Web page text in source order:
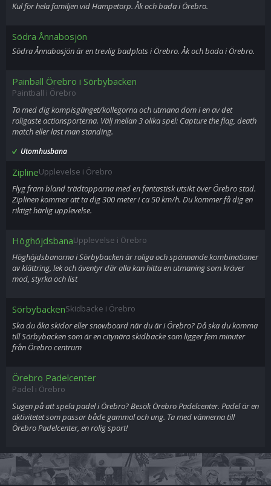
Kul för hela familjen vid Hampetorp. Åk och bada i Örebro.
Södra Ånnabosjön
Södra Ånnabosjön är en trevlig badplats i Örebro. Åk och bada i Örebro.
Painball Örebro i Sörbybacken
Paintball i Örebro
Ta med dig kompisgänget/kollegorna och utmana dom i en av det
roligaste actionsporterna. Välj mellan 3 olika spel: Capture the flag, death
match eller last man standing.
Utomhusbana
ZiplineUpplevelse i Örebro
Flyg fram bland trädtopparna med en fantastisk utsikt över Örebro stad.
Ziplinen kommer att ta dig 300 meter i ca 50 km/h. Du kommer få dig en
riktigt härlig upplevelse.
HöghöjdsbanaUpplevelse i Örebro
Höghöjdsbanorna i Sörbybacken är roliga och spännande kombinationer
av klättring, lek och äventyr där alla kan hitta en utmaning som kräver
mod, styrka och list
SörbybackenSkidbacke i Örebro
Ska du åka skidor eller snowboard när du är i Örebro? Då ska du komma
till Sörbybacken som är en citynära skidbacke som ligger fem minuter
från Örebro centrum
Örebro Padelcenter
Padel i Örebro
Sugen på att spela padel i Örebro? Besök Örebro Padelcenter. Padel är en
aktivitetet som passar både gammal och ung. Ta med vännerna till
Örebro Padelcenter, en rolig sport!